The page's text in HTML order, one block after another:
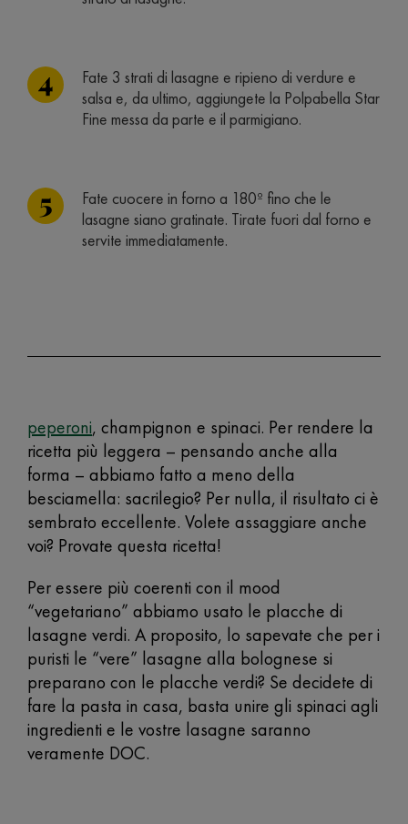
Fate 3 strati di lasagne e ripieno di verdure e
salsa e, da ultimo, aggiungete la Polpabella Star
Fine messa da parte e il parmigiano.
Fate cuocere in forno a 180º fino che le
lasagne siano gratinate. Tirate fuori dal forno e
servite immediatamente.
peperoni, champignon e spinaci. Per rendere la
ricetta più leggera – pensando anche alla
forma – abbiamo fatto a meno della
besciamella: sacrilegio? Per nulla, il risultato ci è
sembrato eccellente. Volete assaggiare anche
voi? Provate questa ricetta!
Per essere più coerenti con il mood
“vegetariano” abbiamo usato le placche di
lasagne verdi. A proposito, lo sapevate che per i
puristi le “vere” lasagne alla bolognese si
preparano con le placche verdi? Se decidete di
fare la pasta in casa, basta unire gli spinaci agli
ingredienti e le vostre lasagne saranno
veramente DOC.